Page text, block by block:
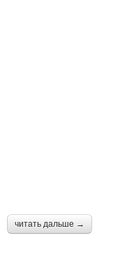
читать дальше →